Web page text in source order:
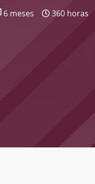
6 meses 360 horas